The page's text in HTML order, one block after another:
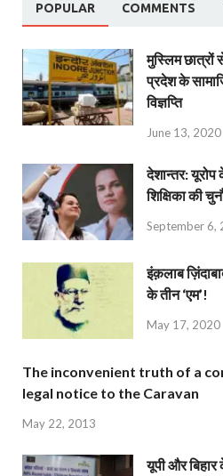
POPULAR COMMENTS
मुस्लिम छात्रों
प्रदेश के
विज्ञप्ति
June 13, 2020
देशान्‍तर:
शिक्षिका की
September 6,
इंक़लाब
के तीन ‘एम’!
May 17, 2020
The inconvenient truth of a
legal notice to the Caravan
May 22, 2013
यूपी और बिहार